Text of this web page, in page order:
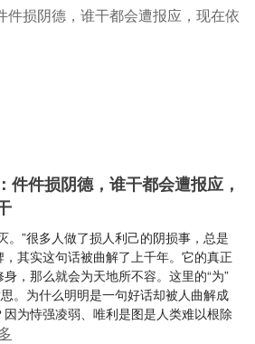
件件损阴德，谁干都会遭报应，
。”很多人做了损人利己的阴损事，总是
其实这句话被曲解了上千年。它的真正
，那么就会为天地所不容。这里的“为”
。为什么明明是一句好话却被人曲解成
为恃强凌弱、唯利是图是人类难以根除